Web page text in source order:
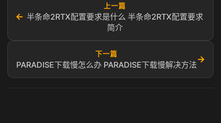
←
上一篇
半条命2RTX配置要求是什么 半条命2RTX配置要求
简介
下一篇
PARADISE下载慢怎么办 PARADISE下载慢解决方法
→